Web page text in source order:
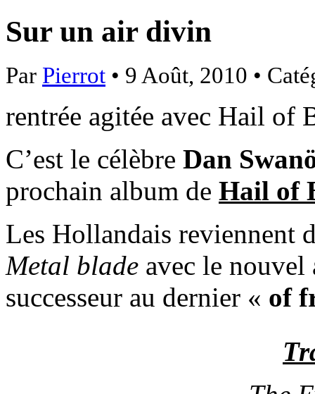
Sur un air divin
Par Pierrot • 9 Août, 2010 •
rentrée agitée avec Hail of
C’est le célèbre Dan
prochain album de Hail of
Les Hollandais reviennent
Metal blade avec le
successeur au dernier « of